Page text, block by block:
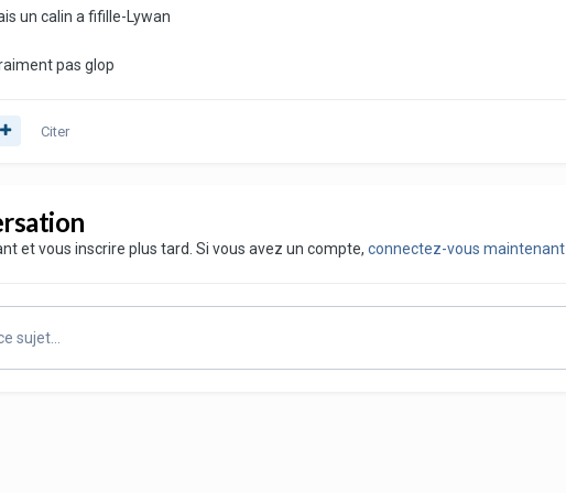
un calin a fifille-Lywan
pas glop
Citer
et vous inscrire plus tard. Si vous avez un compte, connectez-vous maintenant
sujet…